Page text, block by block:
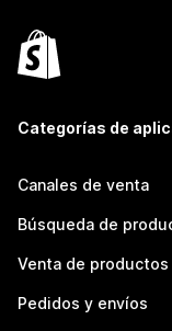
Categorías de
Canales de venta
Búsqueda de
Venta de productos
Pedidos y envíos